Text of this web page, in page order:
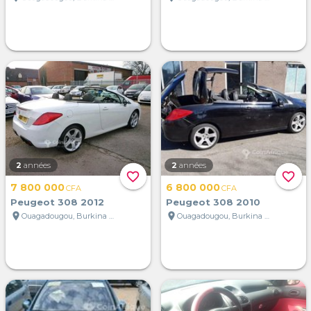
favorite_border
2 années
7 800 000CFA
Peugeot 308 2012
location_on
Ouagadougou, Burkina Faso
favorite_border
2 années
6 800 000CFA
Peugeot 308 2010
location_on
Ouagadougou, Burkina Faso